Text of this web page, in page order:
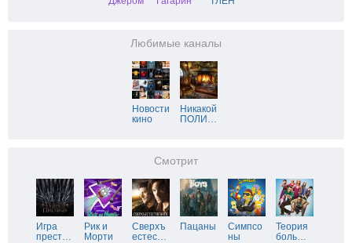
Любимые каналы
Новости
кино
Никакой
ПОЛИ …
Смотрит
Игра
прест…
Рик и
Морти
Сверхъ
естес…
Пацаны
Симпсо
ны
Теория
боль…